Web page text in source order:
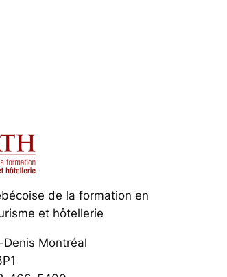
de la formation en
et hôtellerie
Montréal